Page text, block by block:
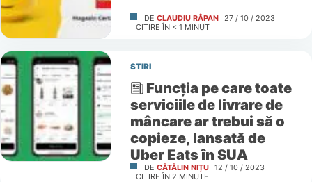
DE CLAUDIU RÂPAN 27 / 10 / 2023
CITIRE ÎN < 1 MINUT
STIRI
Funcția pe care toate
serviciile de livrare de
mâncare ar trebui să o
copieze, lansată de
Uber Eats în SUA
DE CĂTĂLIN NIȚU 12 / 10 / 2023
CITIRE ÎN 2 MINUTE